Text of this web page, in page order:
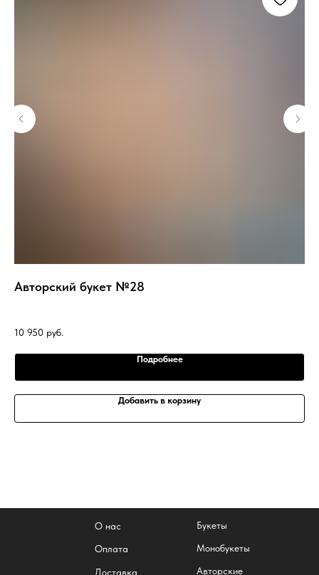
Авторский букет №28
10 950 руб.
Подробнее
Добавить в корзину
О нас
Доставка
Оплата
Букеты
Монобукеты
Авторские